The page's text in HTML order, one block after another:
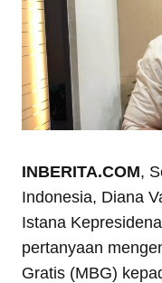
INBERITA.COM,
Indonesia, Diana
Istana
pertanyaan
Gratis (MBG)